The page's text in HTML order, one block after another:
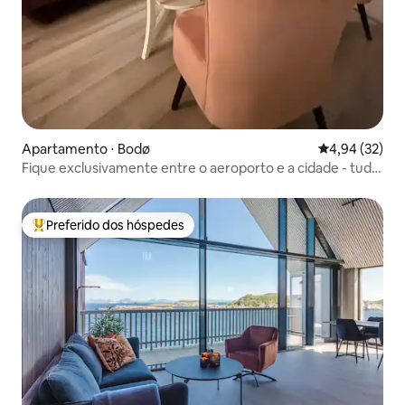
Apartamento ⋅ Bodø 4,94 de uma
4,94 (32)
Fique exclusivamente entre o aeroporto e a cidade - tudo
Entre os melhores preferidos dos hóspedes
Preferido dos hóspedes